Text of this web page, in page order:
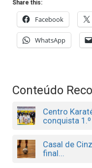
Share this:
Facebook
WhatsApp
Conteúdo
Centro
conquista 1.º
Casal de
final...